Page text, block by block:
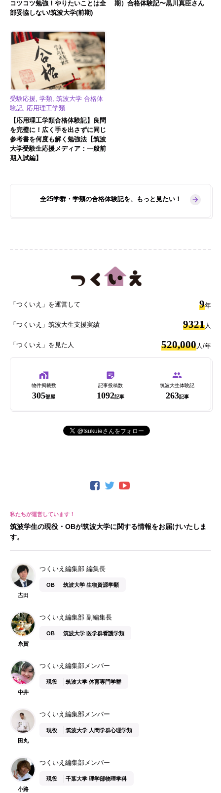
コツコツ勉強！やりたいことは全
部妥協しない/筑波大学(前期)
期）合格体験記〜黒川真臣さん
受験応援, 学類, 筑波大学 合格体
験記, 応用理工学類
【応用理工学類合格体験記】良問
を完璧に！広く手を出さずに同じ
参考書を何度も解く勉強法【筑波
大学受験生応援メディア：一般前
期入試編】
全25学群・学類の合格体験記を、もっと見たい！
「つくいえ」を運営して 9年
「つくいえ」筑波大生支援実績 9321人
「つくいえ」を見た人 520,000人/年
物件掲載数
305部屋
記事投稿数
1092記事
筑波大生体験記
263記事
筑波学生の現役・OBが筑波大学に関する情報をお届けいたしま
す。
吉田
つくいえ編集部 編集長
OB 筑波大学 生物資源学類
糸賀
つくいえ編集部 副編集長
OB 筑波大学 医学群看護学類
中井
つくいえ編集部メンバー
現役 筑波大学 体育専門学群
田丸
つくいえ編集部メンバー
現役 筑波大学 人間学群心理学類
小路
つくいえ編集部メンバー
現役 千葉大学 理学部物理学科